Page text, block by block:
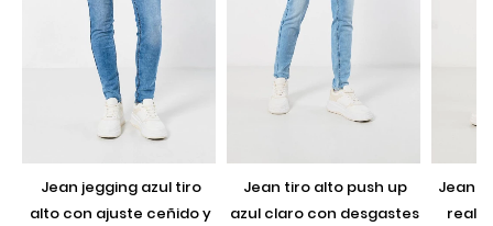
jean jegging azul tiro
alto con ajuste ceñido y
jean tiro alto push up
azul claro con desgastes
jean push up negro con